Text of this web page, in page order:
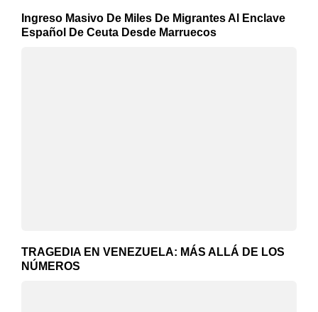
Ingreso Masivo De Miles De Migrantes Al Enclave
Español De Ceuta Desde Marruecos
TRAGEDIA EN VENEZUELA: MÁS ALLÁ DE LOS
NÚMEROS